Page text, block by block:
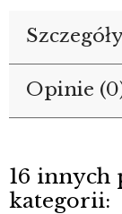
Opinie
16 innych
kategorii: